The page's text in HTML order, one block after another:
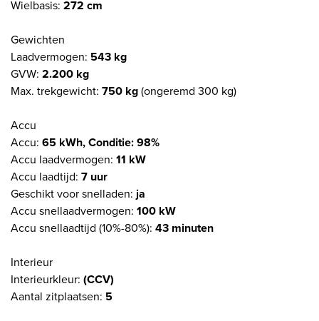
Wielbasis: 272 cm
Gewichten
Laadvermogen: 543 kg
GVW: 2.200 kg
Max. trekgewicht: 750 kg(ongeremd 300 kg)
Accu
Accu: 65 kWh, Conditie: 98%
Accu laadvermogen: 11 kW
Accu laadtijd: 7 uur
Geschikt voor snelladen: ja
Accu snellaadvermogen: 100 kW
Accu snellaadtijd (10%-80%): 43 minuten
Interieur
Interieurkleur: (CCV)
Aantal zitplaatsen: 5